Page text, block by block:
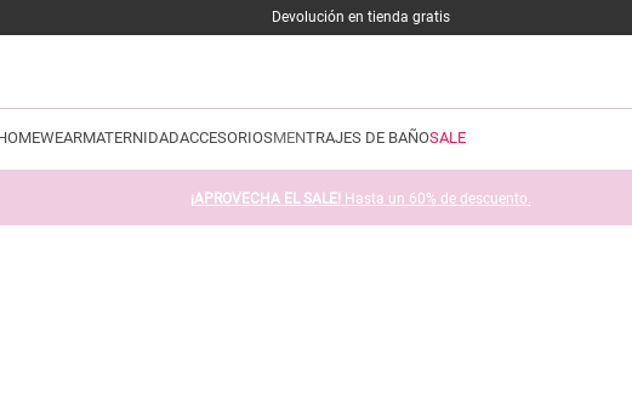
Devolución en tienda gratis
MATERNIDADACCESORIOSMENTRAJES DE BAÑOSALE
¡APROVECHA EL SALE! Hasta un 60% de descuento.